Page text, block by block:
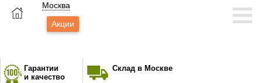
Москва
Акции
Гарантии
и качество
Склад в Москве